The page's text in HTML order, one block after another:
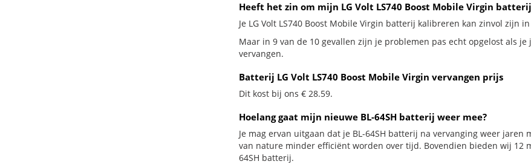
Heeft het zin om mijn LG Volt LS740 Boost Mobile Virgin
Je LG Volt LS740 Boost Mobile Virgin batterij kalibreren kan zinvol zijn
Maar in 9 van de 10 gevallen zijn je problemen pas echt opgelost als
vervangen.
Batterij LG Volt LS740 Boost Mobile Virgin vervangen prijs
Dit kost bij ons € 28.59.
Hoelang gaat mijn nieuwe BL-64SH batterij weer mee?
Je mag ervan uitgaan dat je BL-64SH batterij na vervanging weer
van nature minder efficiënt worden over tijd. Bovendien bieden wij 12
64SH batterij.